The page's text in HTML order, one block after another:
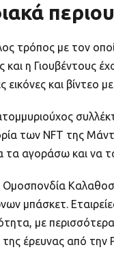
τρόπος με τον
και η Γιουβέντους
εικόνες και βίντεο
των NFT της
τα αγοράσω και να
Ομοσπονδία
μπάσκετ.
με
της έρευνας από την